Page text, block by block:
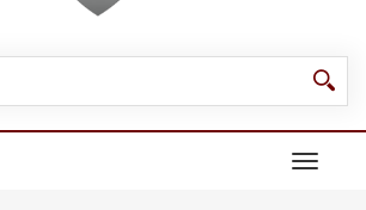
Toggle